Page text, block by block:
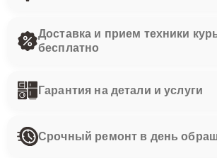
Доставка и прием техники
бесплатно
Гарантия на детали и услуги
Срочный ремонт в день